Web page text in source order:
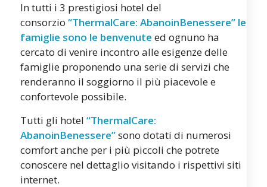
In tutti i 3 prestigiosi hotel del
consorzio “ThermalCare: AbanoinBenessere” le
famiglie sono le benvenute ed ognuno ha
cercato di venire incontro alle esigenze delle
famiglie proponendo una serie di servizi che
renderanno il soggiorno il più piacevole e
confortevole possibile.
Tutti gli hotel “ThermalCare:
AbanoinBenessere”sono dotati di numerosi
comfort anche per i più piccoli che potrete
conoscere nel dettaglio visitando i rispettivi siti
internet.